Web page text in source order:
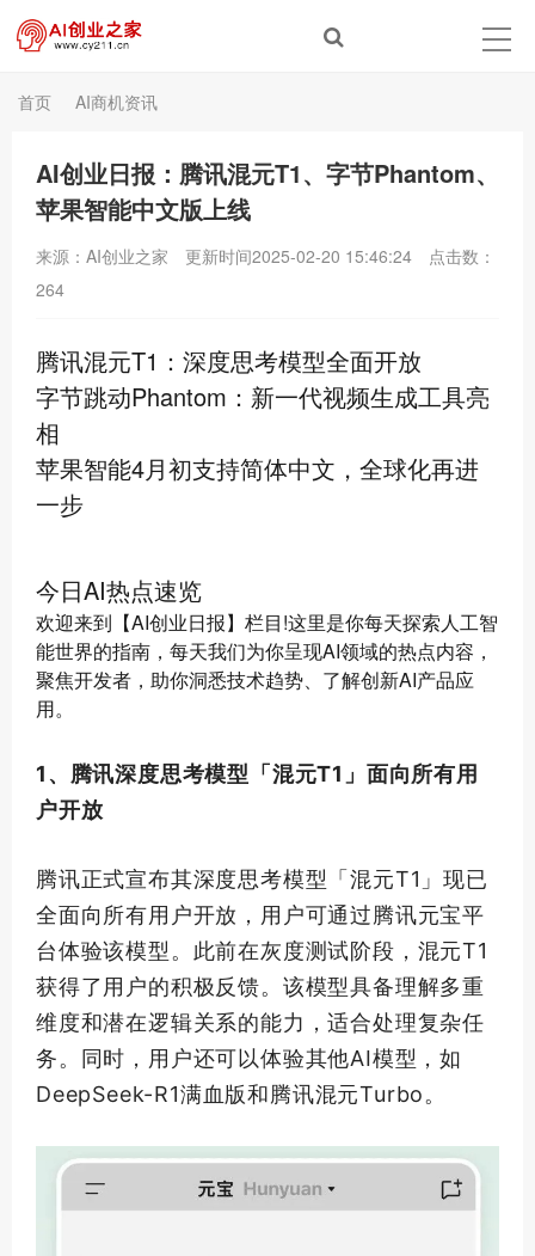
首页 AI商机资讯
AI创业日报：腾讯混元T1、字节Phantom、
苹果智能中文版上线
来源：AI创业之家 更新时间2025-02-20 15:46:24
点击数：
264
腾讯混元T1：深度思考模型全面开放
字节跳动Phantom：新一代视频生成工具亮
相
苹果智能4月初支持简体中文，全球化再进
一步
今日AI热点速览
欢迎来到【AI创业日报】栏目!这里是你每天探索人工智
能世界的指南，每天我们为你呈现AI领域的热点内容，
聚焦开发者，助你洞悉技术趋势、了解创新AI产品应
用。
1、腾讯深度思考模型「混元T1」面向所有用
户开放
腾讯正式宣布其深度思考模型「混元T1」现已
全面向所有用户开放，用户可通过腾讯元宝平
台体验该模型。此前在灰度测试阶段，混元T1
获得了用户的积极反馈。该模型具备理解多重
维度和潜在逻辑关系的能力，适合处理复杂任
务。同时，用户还可以体验其他AI模型，如
DeepSeek-R1满血版和腾讯混元Turbo。